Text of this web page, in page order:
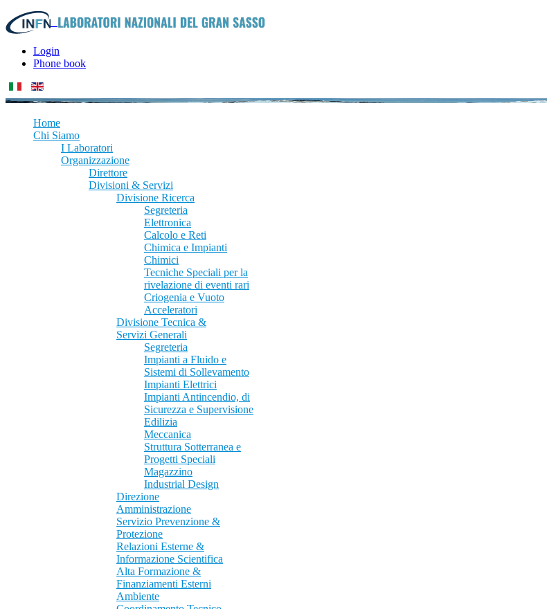
Login
Phone book
Home
Chi Siamo
I Laboratori
Organizzazione
Direttore
Divisioni & Servizi
Divisione Ricerca
Segreteria
Elettronica
Calcolo e Reti
Chimica e Impianti
Chimici
Tecniche Speciali per la
rivelazione di eventi rari
Criogenia e Vuoto
Acceleratori
Divisione Tecnica &
Servizi Generali
Segreteria
Impianti a Fluido e
Sistemi di Sollevamento
Impianti Elettrici
Impianti Antincendio, di
Sicurezza e Supervisione
Edilizia
Meccanica
Struttura Sotterranea e
Progetti Speciali
Magazzino
Industrial Design
Direzione
Amministrazione
Servizio Prevenzione &
Protezione
Relazioni Esterne &
Informazione Scientifica
Alta Formazione &
Finanziamenti Esterni
Ambiente